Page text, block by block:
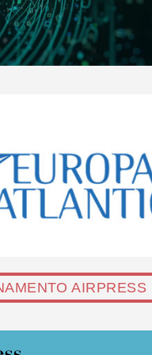
AIRPRESS